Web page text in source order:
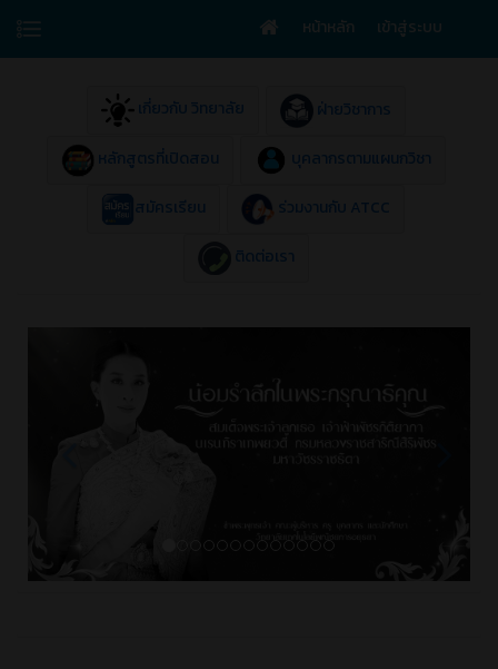
หน้าหลัก เข้าสู่ระบบ
เกี่ยวกับ วิทยาลัย ฝ่ายวิชาการ
หลักสูตรที่เปิดสอน บุคลากรตามแผนกวิชา
สมัครเรียน ร่วมงานกับ ATCC
ติดต่อเรา